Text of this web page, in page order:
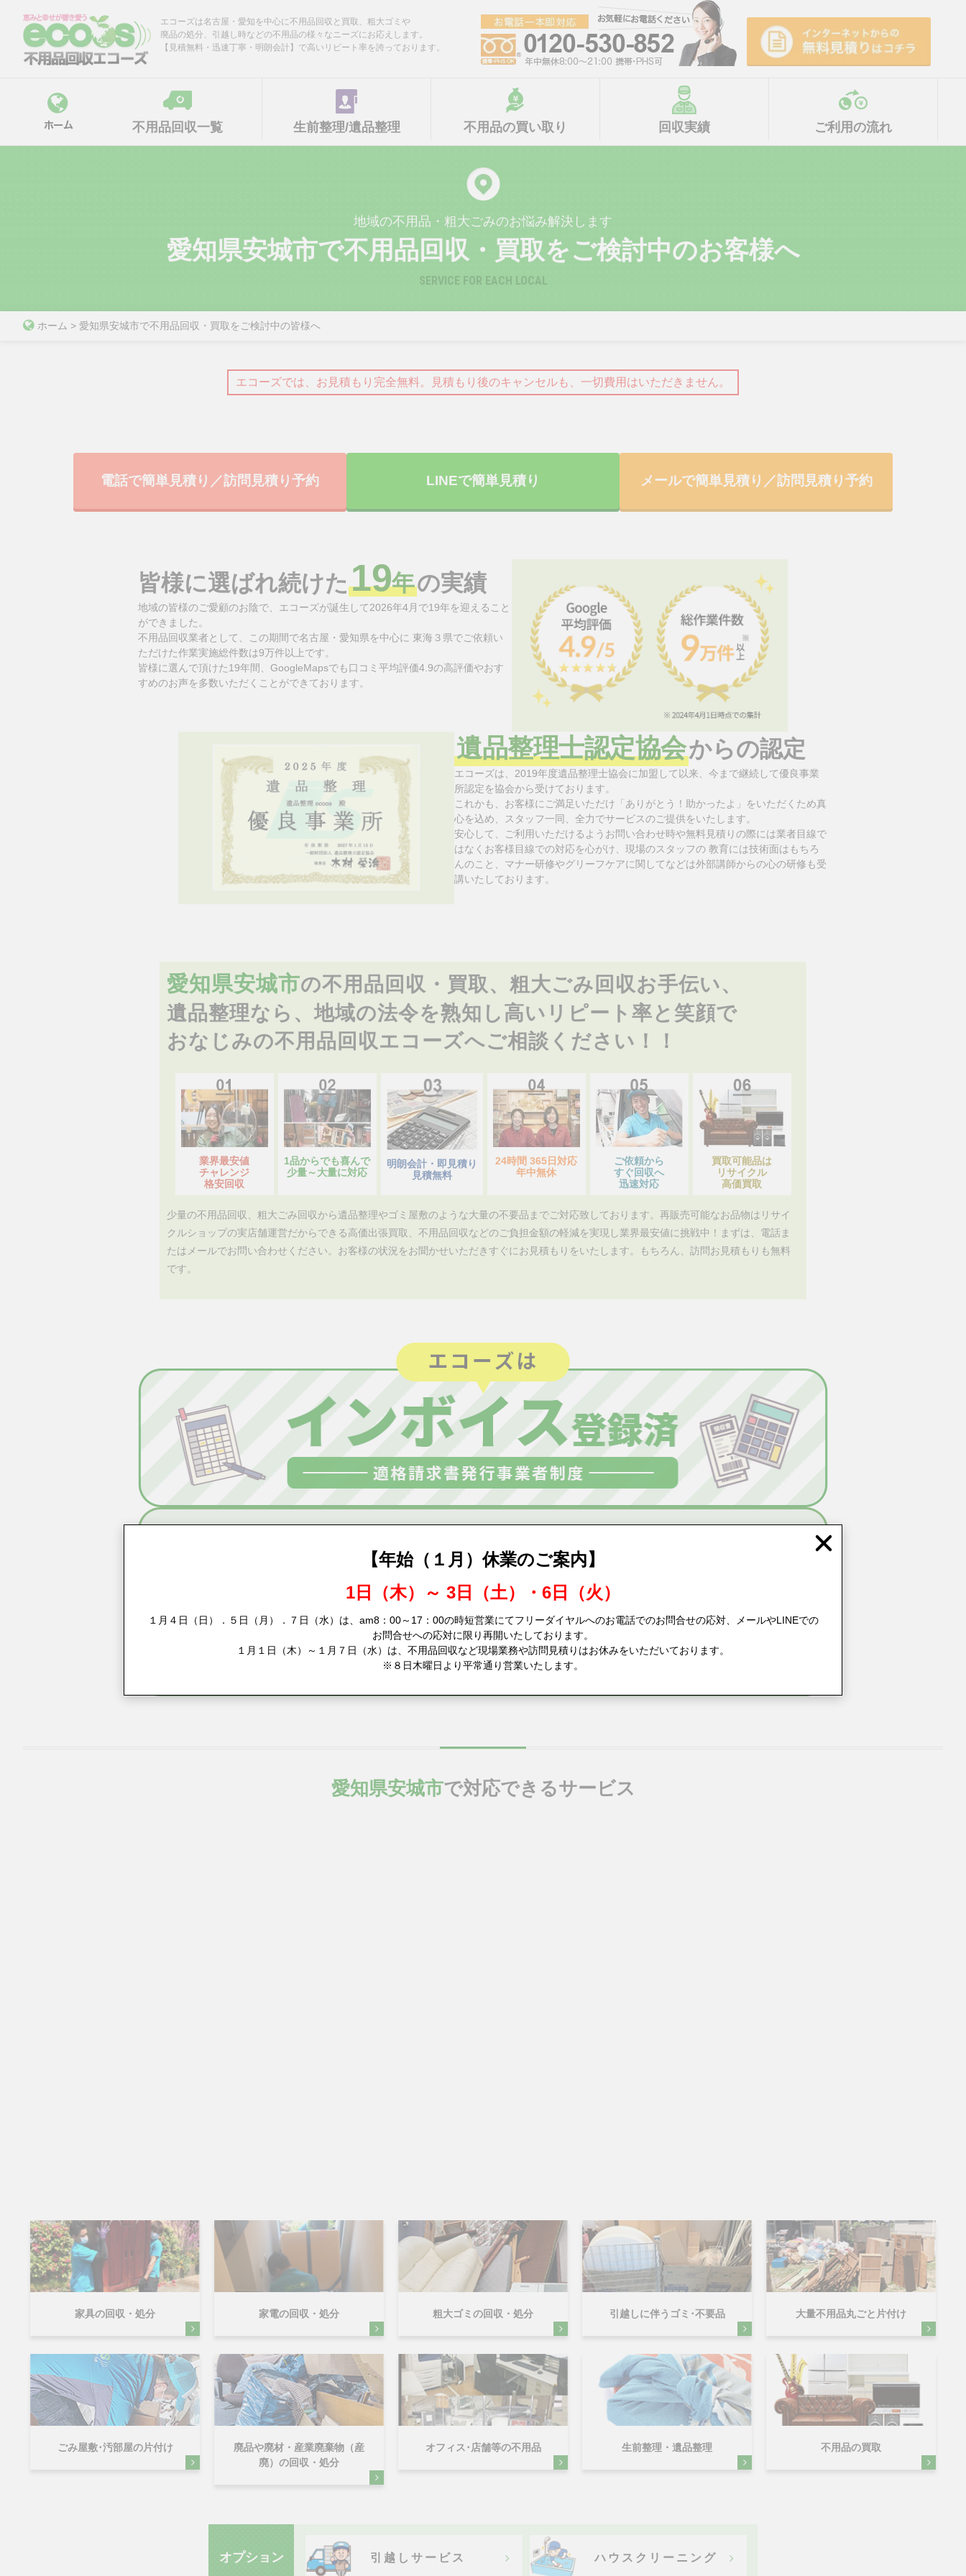
content
エコーズは名古屋・愛知を中心に不用品回収と買取、粗大ゴミや
廃品の処分、引越し時などの不用品の様々なニーズにお応えします。
【見積無料・迅速丁寧・明朗会計】で高いリピート率を誇っております。
不用品回収一覧 生前整理/遺品整理 不用品の買い取り 回収実績 ご利用の流れ
地域の不用品・粗大ごみのお悩み解決します
愛知県安城市で不用品回収・買取をご検討中のお客様へ
SERVICE FOR EACH LOCAL
ホーム > 愛知県安城市で不用品回収・買取をご検討中の皆様へ
エコーズでは、お見積もり完全無料。見積もり後のキャンセルも、一切費用はいただきません。
電話で簡単見積り／訪問見積り予約 LINEで簡単見積り メールで簡単見積り／訪問見積り予約
皆様に選ばれ続けた19年の実績
地域の皆様のご愛顧のお陰で、エコーズが誕生して2026年4月で19年を迎えること
ができました。
不用品回収業者として、この期間で名古屋・愛知県を中心に 東海３県でご依頼い
ただけた作業実施総件数は9万件以上です。
皆様に選んで頂けた19年間、GoogleMapsでも口コミ平均評価4.9の高評価やおす
すめのお声を多数いただくことができております。
遺品整理士認定協会からの認定
エコーズは、2019年度遺品整理士協会に加盟して以来、今まで継続して優良事業
所認定を協会から受けております。
これかも、お客様にご満足いただけ「ありがとう！助かったよ」をいただくため真
心を込め、スタッフ一同、全力でサービスのご提供をいたします。
安心して、ご利用いただけるようお問い合わせ時や無料見積りの際には業者目線で
はなくお客様目線での対応を心がけ、現場のスタッフの 教育には技術面はもちろ
んのこと、マナー研修やグリーフケアに関してなどは外部講師からの心の研修も受
講いたしております。
愛知県安城市の不用品回収・買取、粗大ごみ回収お手伝い、
遺品整理なら、地域の法令を熟知し高いリピート率と笑顔で
おなじみの不用品回収エコーズへご相談ください！！
業界最安値
チャレンジ
格安回収
1品からでも喜んで
少量～大量に対応
明朗会計・即見積り
見積無料
24時間 365日対応
年中無休
ご依頼から
すぐ回収へ
迅速対応
買取可能品は
リサイクル
高価買取
少量の不用品回収、粗大ごみ回収から遺品整理やゴミ屋敷のような大量の不要品までご対応致しております。再販売可能なお品物はリサイ
クルショップの実店舗運営だからできる高価出張買取、不用品回収などのご負担金額の軽減を実現し業界最安値に挑戦中！まずは、電話ま
たはメールでお問い合わせください。お客様の状況をお聞かせいただきすぐにお見積もりをいたします。もちろん、訪問お見積もりも無料
です。
愛知県安城市で対応できるサービス
家具の回収・処分 家電の回収・処分 粗大ゴミの回収・処分 引越しに伴うゴミ･不要品 大量不用品丸ごと片付け
ごみ屋敷･汚部屋の片付け
廃品や廃材・産業廃棄物（産
廃）の回収・処分
オフィス･店舗等の不用品 生前整理・遺品整理 不用品の買取
オプション 引越しサービス ハウスクリーニング
【年始（１月）休業のご案内】
1日（木）～ 3日（土）・6日（火）
１月４日（日）．５日（月）．７日（水）は、am8：00～17：00の時短営業にてフリーダイヤルへのお電話でのお問合せの応対、メールやLINEでの
お問合せへの応対に限り再開いたしております。
１月１日（木）～１月７日（水）は、不用品回収など現場業務や訪問見積りはお休みをいただいております。
※８日木曜日より平常通り営業いたします。
Close